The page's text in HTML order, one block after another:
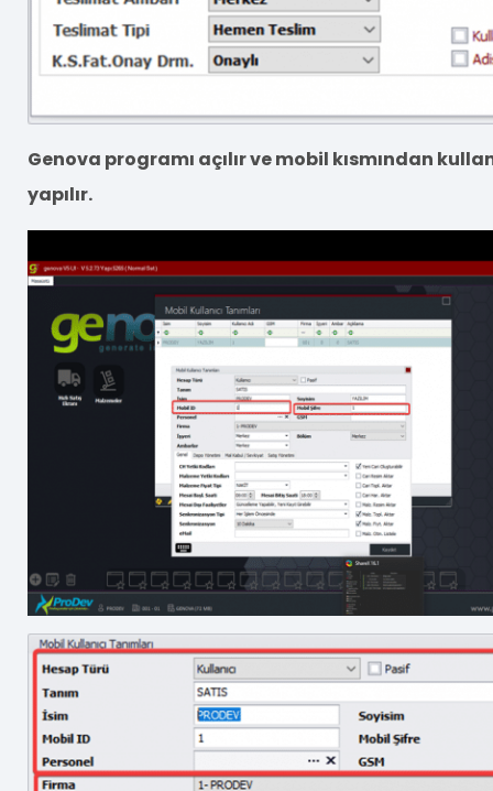
Genova programı açılır ve mobil kısmından
yapılır.